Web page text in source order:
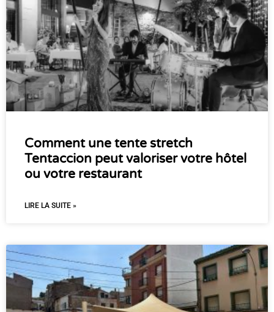
Comment une tente stretch
Tentaccion peut valoriser votre hôtel
ou votre restaurant
LIRE LA SUITE »